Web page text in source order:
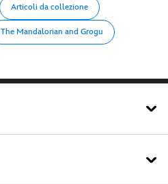
Articoli da collezione
The Mandalorian and Grogu